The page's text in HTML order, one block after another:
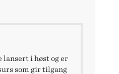
lansert i høst og er
som gir tilgang